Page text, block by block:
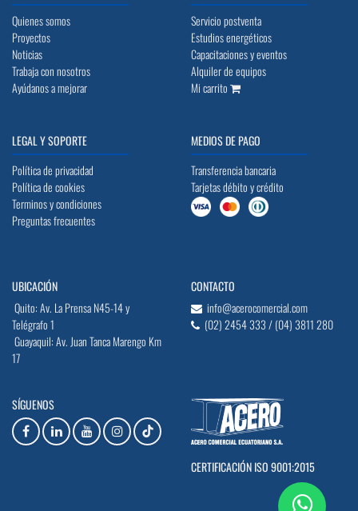
Quienes somos
Proyectos
Noticias
Trabaja con nosotros
Ayúdanos a mejorar
Servicio postventa
Estudios energéticos
Capacitaciones y eventos
Alquiler de equipos
Mi carrito
LEGAL Y SOPORTE
Política de privacidad
Política de cookies
Terminos y condiciones
Preguntas frecuentes
MEDIOS DE PAGO
Transferencia bancaria
Tarjetas débito y crédito
UBICACIÓN
Quito: Av. La Prensa N45-14 y
Telégrafo 1
Guayaquil: Av. Juan Tanca Marengo Km
17
CONTACTO
info@acerocomercial.com
(02) 2454 333 / (04) 3811 280
SÍGUENOS
CERTIFICACIÓN ISO 9001:2015